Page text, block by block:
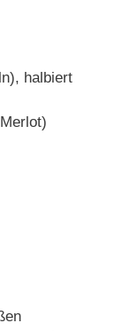
halbiert